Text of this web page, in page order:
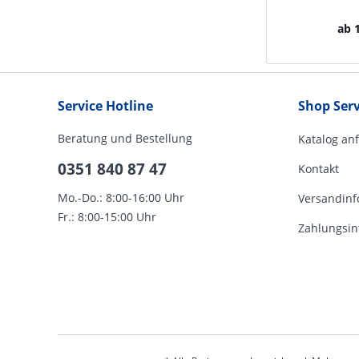
ab
Service Hotline
Beratung und Bestellung
0351 840 87 47
Mo.-Do.: 8:00-16:00 Uhr
Fr.: 8:00-15:00 Uhr
Shop
Katalog
Kontakt